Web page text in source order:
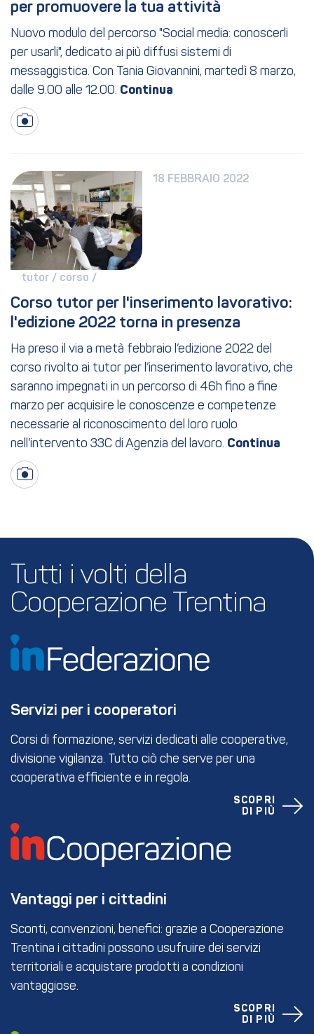
per promuovere la tua attività
Nuovo modulo del percorso "Social media: conoscerli
per usarli", dedicato ai più diffusi sistemi di
messaggistica. Con Tania Giovannini, martedì 8 marzo,
dalle 9.00 alle 12.00.
18 FEBBRAIO 2022
tutor / corso /
Corso tutor per l'inserimento lavorativo:
l'edizione 2022 torna in presenza
Ha preso il via a metà febbraio l’edizione 2022 del
corso rivolto ai tutor per l’inserimento lavorativo, che
saranno impegnati in un percorso di 46h fino a fine
marzo per acquisire le conoscenze e competenze
necessarie al riconoscimento del loro ruolo
nell’intervento 33C di Agenzia del lavoro.
Tutti i volti della
Cooperazione Trentina
Servizi per i cooperatori
Corsi di formazione, servizi dedicati alle cooperative,
divisione vigilanza. Tutto ciò che serve per una
cooperativa efficiente e in regola.
SCOPRI
DI PIÙ
Vantaggi per i cittadini
Sconti, convenzioni, benefici: grazie a Cooperazione
Trentina i cittadini possono usufruire dei servizi
territoriali e acquistare prodotti a condizioni
vantaggiose.
SCOPRI
DI PIÙ